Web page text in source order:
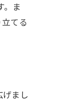
。ま
てる
まし